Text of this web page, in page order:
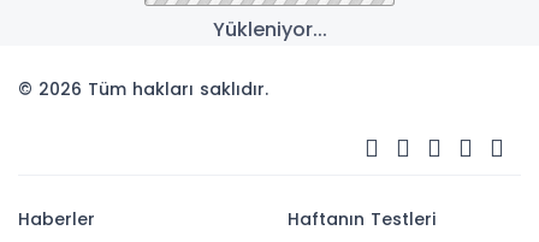
Yükleniyor...
© 2026 Tüm hakları saklıdır.
Haberler
Haftanın Testleri